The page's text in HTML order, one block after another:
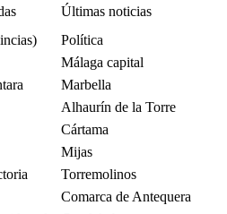
Últimas noticias
Política
Málaga capital
Marbella
Alhaurín de la Torre
Cártama
Mijas
Torremolinos
Comarca de Antequera